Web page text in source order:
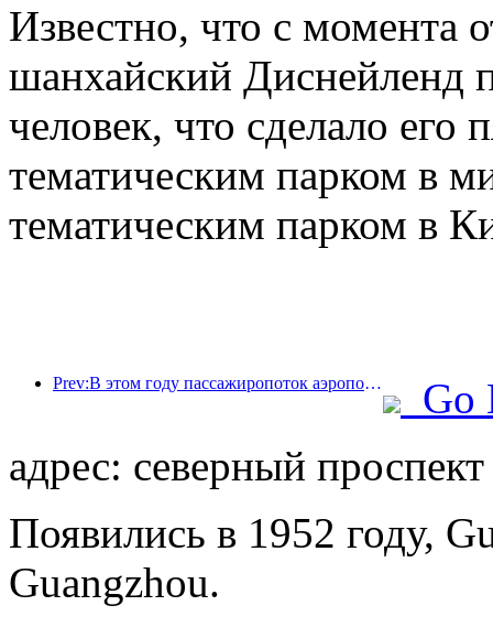
Известно, что с момента
шанхайский Диснейленд
человек, что сделало
тематическим парком в
тематическим парком в
Prev:В этом году пассажиропоток аэропорта Шэньчжэня превысил 3 миллиона человек, установив новый рекорд за аналогичный период.
Go
адрес: северный
Появились в 1952 году,
Guangzhou.